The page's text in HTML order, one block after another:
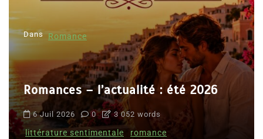
Dans Romance
Romances – l’actualité : été 2026
6 Juil 2026 0 3 052 words
littérature sentimentale romance